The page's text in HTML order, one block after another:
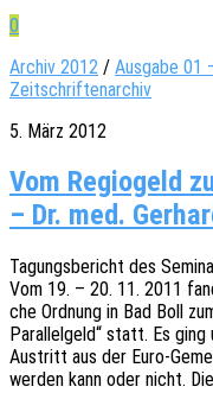
0
Archiv 2012 / Ausgabe 01
Zeitschriftenarchiv
5. März 2012
Vom Regiogeld
– Dr. med.
Tagungs­be­richt des
Vom 19. – 20. 11. 2011
che Ordnung in Bad Boll
Paral­lel­geld“ statt. Es ging
Austritt aus der Euro-
werden kann oder nicht.